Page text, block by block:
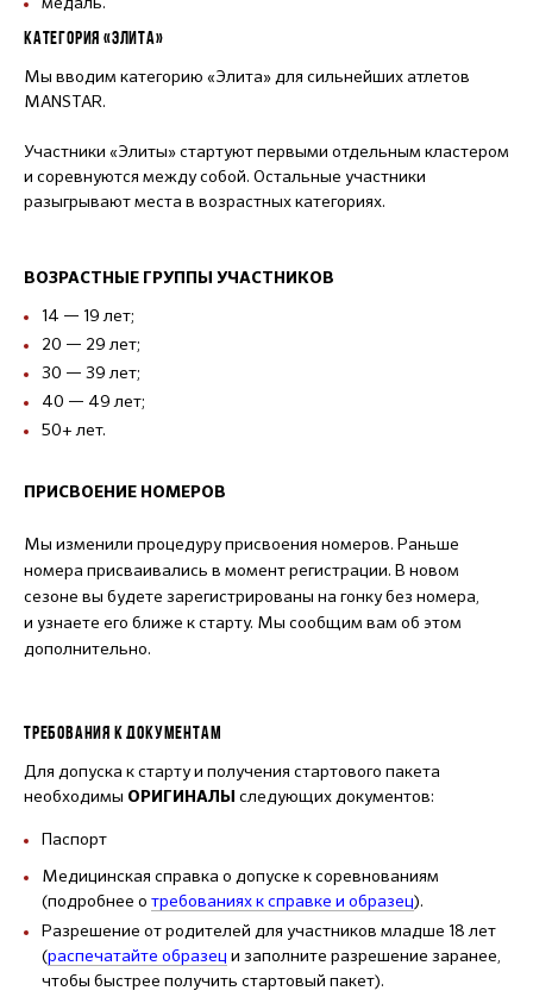
КАТЕГОРИЯ «ЭЛИТА»
Мы вводим категорию «Элита» для сильнейших атлетов
MANSTAR.
Участники «Элиты» стартуют первыми отдельным кластером
и соревнуются между собой. Остальные участники
разыгрывают места в возрастных категориях.
ВОЗРАСТНЫЕ ГРУППЫ УЧАСТНИКОВ
14 — 19 лет;
20 — 29 лет;
30 — 39 лет;
40 — 49 лет;
50+ лет.
ПРИСВОЕНИЕ НОМЕРОВ
Мы изменили процедуру присвоения номеров. Раньше
номера присваивались в момент регистрации. В новом
сезоне вы будете зарегистрированы на гонку без номера,
и узнаете его ближе к старту. Мы сообщим вам об этом
дополнительно.
ТРЕБОВАНИЯ К ДОКУМЕНТАМ
Для допуска к старту и получения стартового пакета
необходимы ОРИГИНАЛЫ следующих документов:
Паспорт
Медицинская справка о допуске к соревнованиям
(подробнее о требованиях к справке и образец).
Разрешение от родителей для участников младше 18 лет
(распечатайте образец и заполните разрешение заранее,
чтобы быстрее получить стартовый пакет).